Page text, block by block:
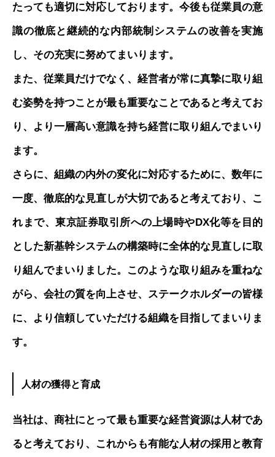
たっても適切に対応しております。今後も従業員の意
識の徹底と継続的な内部統制システムの改善を実施
し、その充実に努めてまいります。
また、従業員だけでなく、経営者が常に真摯に取り組
む姿勢を持つことが最も重要なことであると考えてお
り、より一層高い意識を持ち経営に取り組んでまいり
ます。
さらに、組織の内外の変化に対応するために、数年に
一度、徹底的な見直しが大切であると考えており、こ
れまで、東京証券取引所への上場時やDX化等を目的
とした新基幹システムの構築時に全体的な見直しに取
り組んでまいりました。このような取り組みを重ねな
がら、会社の質を向上させ、ステークホルダーの皆様
に、より信頼していただける組織を目指してまいりま
す。
人材の獲得と育成
当社は、商社にとって最も重要な経営資源は人材であ
ると考えており、これからも有能な人材の採用と教育